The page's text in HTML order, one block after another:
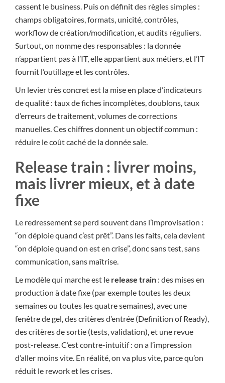
cassent le business. Puis on définit des règles simples :
champs obligatoires, formats, unicité, contrôles,
workflow de création/modification, et audits réguliers.
Surtout, on nomme des responsables : la donnée
n’appartient pas à l’IT, elle appartient aux métiers, et l’IT
fournit l’outillage et les contrôles.
Un levier très concret est la mise en place d’indicateurs
de qualité : taux de fiches incomplètes, doublons, taux
d’erreurs de traitement, volumes de corrections
manuelles. Ces chiffres donnent un objectif commun :
réduire le coût caché de la donnée sale.
Release train : livrer moins,
mais livrer mieux, et à date
fixe
Le redressement se perd souvent dans l’improvisation :
“on déploie quand c’est prêt”. Dans les faits, cela devient
“on déploie quand on est en crise”, donc sans test, sans
communication, sans maîtrise.
Le modèle qui marche est le release train : des mises en
production à date fixe (par exemple toutes les deux
semaines ou toutes les quatre semaines), avec une
fenêtre de gel, des critères d’entrée (Definition of Ready),
des critères de sortie (tests, validation), et une revue
post-release. C’est contre-intuitif : on a l’impression
d’aller moins vite. En réalité, on va plus vite, parce qu’on
réduit le rework et les crises.